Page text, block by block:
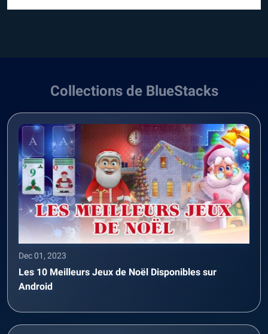
Collections de BlueStacks
Dec 01, 2023
Les 10 Meilleurs Jeux de Noël Disponibles sur
Android